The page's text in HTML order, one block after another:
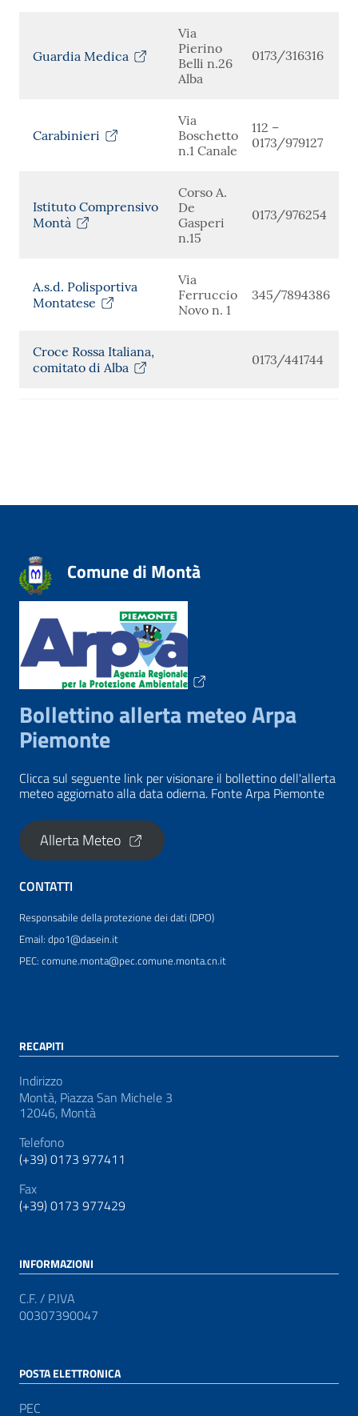
Guardia Medica
Via
Pierino
Belli n.26
Alba
0173/316316
Carabinieri
Via
Boschetto
n.1 Canale
112 –
0173/979127
Istituto Comprensivo
Montà
Corso A.
De
Gasperi
n.15
0173/976254
A.s.d. Polisportiva
Montatese
Via
Ferruccio
Novo n. 1
345/7894386
Croce Rossa Italiana,
comitato di Alba
0173/441744
Comune di Montà
Bollettino allerta meteo Arpa
Piemonte
Clicca sul seguente link per visionare il bollettino dell'allerta
meteo aggiornato alla data odierna. Fonte Arpa Piemonte
Allerta Meteo
CONTATTI
Responsabile della protezione dei dati (DPO)
Email: dpo1@dasein.it
PEC: comune.monta@pec.comune.monta.cn.it
RECAPITI
Indirizzo
Montà, Piazza San Michele 3
12046, Montà
Telefono
(+39) 0173 977411
Fax
(+39) 0173 977429
INFORMAZIONI
C.F. / P.IVA
00307390047
POSTA ELETTRONICA
PEC